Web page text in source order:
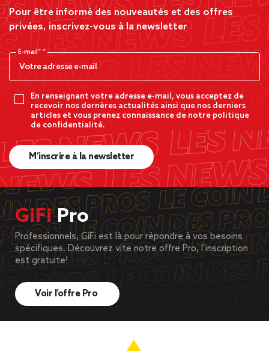
Pour être informé des nouveautés et des offres
privées, inscrivez-vous à la newsletter
E-mail*
En renseignant votre adresse e-mail, vous acceptez de
recevoir nos dernères actualités ainsi que nos derniers
articles et vous prenez connaissance de notre politique
de confidentialité.
M’inscrire à la newsletter
GiFiPro
Professionnels, GiFi est là pour répondre à vos besoins
spécifiques. Découvrez vite notre offre Pro, l’inscription
est gratuite!
Voir l’offre Pro